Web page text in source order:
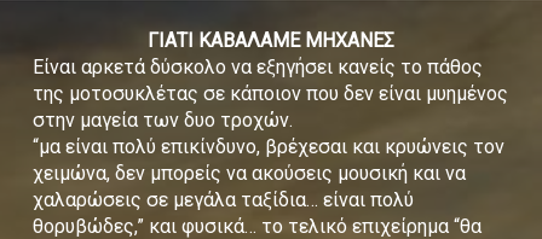
ΓΙΑΤΙ ΚΑΒΑΛΑΜΕ ΜΗΧΑΝΕΣ
Είναι αρκετά δύσκολο να εξηγήσει κανείς το πάθος
της μοτοσυκλέτας σε κάποιον που δεν είναι μυημένος
στην μαγεία των δυο τροχών.
“μα είναι πολύ επικίνδυνο, βρέχεσαι και κρυώνεις τον
χειμώνα, δεν μπορείς να ακούσεις μουσική και να
χαλαρώσεις σε μεγάλα ταξίδια… είναι πολύ
θορυβώδες,” και φυσικά… το τελικό επιχείρημα “θα